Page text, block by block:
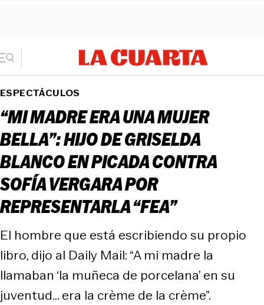
ESPECTÁCULOS
“MI MADRE ERA UNA MUJER
BELLA”: HIJO DE GRISELDA
BLANCO EN PICADA CONTRA
SOFÍA VERGARA POR
REPRESENTARLA “FEA”
El hombre que está escribiendo su propio
libro, dijo al Daily Mail: “A mi madre la
llamaban ‘la muñeca de porcelana’ en su
juventud... era la crème de la crème”.